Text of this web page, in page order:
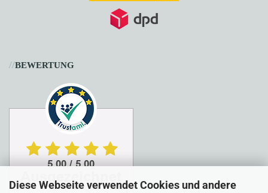
Diese Webseite verwendet Cookies und andere
//BEWERTUNG